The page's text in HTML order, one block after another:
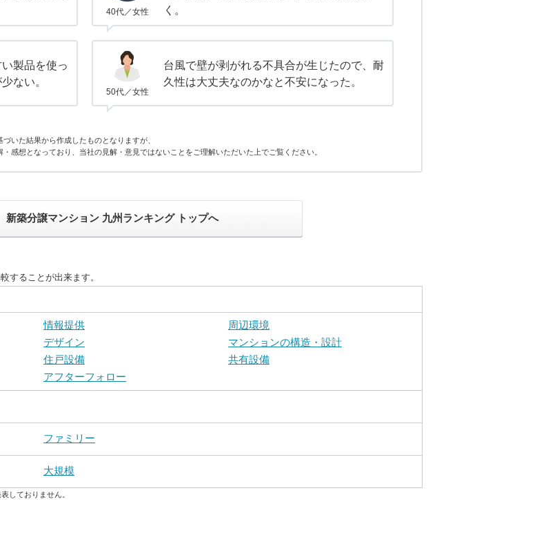
40代／女性
く。
製品を使っ
ない。
50代／女性
台風で壁が剥がれる不具合が生じたので、耐
久性は大丈夫なのかなと不安になった。
いた結果から作成したものとなりますが、
感想となっており、当社の見解・意見ではないことをご理解いただいた上でご覧ください。
新築分譲マンション 九州ランキング トップへ
することが出来ます。
情報提供
周辺環境
デザイン
マンションの構造・設計
住戸設備
共有設備
アフターフォロー
ファミリー
大規模
しておりません。